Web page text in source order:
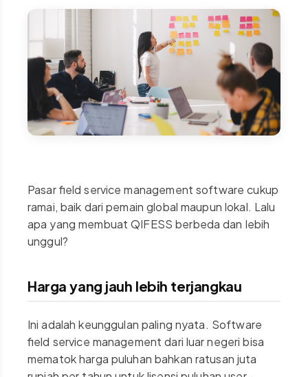
Pasar field service management software cukup
ramai, baik dari pemain global maupun lokal. Lalu
apa yang membuat QIFESS berbeda dan lebih
unggul?
Harga yang jauh lebih terjangkau
Ini adalah keunggulan paling nyata. Software
field service management dari luar negeri bisa
mematok harga puluhan bahkan ratusan juta